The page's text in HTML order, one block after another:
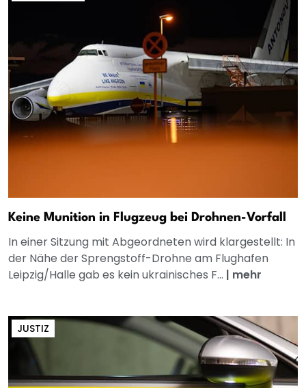
Keine Munition in Flugzeug bei Drohnen-Vorfall
In einer Sitzung mit Abgeordneten wird klargestellt: In
der Nähe der Sprengstoff-Drohne am Flughafen
Leipzig/Halle gab es kein ukrainisches F... | mehr
JUSTIZ